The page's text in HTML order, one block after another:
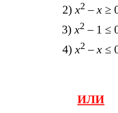
2) х2 –х≥
3) х2 – 1 ≤
4) х2 –х≤
ИЛИ